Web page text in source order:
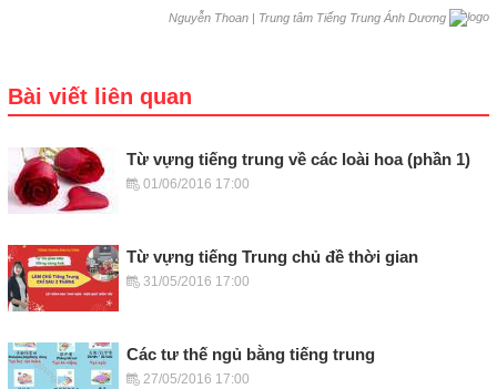
Nguyễn Thoan | Trung tâm Tiếng Trung Ánh Dương
Bài viết liên quan
Từ vựng tiếng trung về các loài hoa (phần 1)
01/06/2016 17:00
Từ vựng tiếng Trung chủ đề thời gian
31/05/2016 17:00
Các tư thế ngủ bằng tiếng trung
27/05/2016 17:00